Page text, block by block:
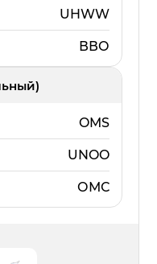
UHWW
ВВО
OMS
UNOO
ОМС